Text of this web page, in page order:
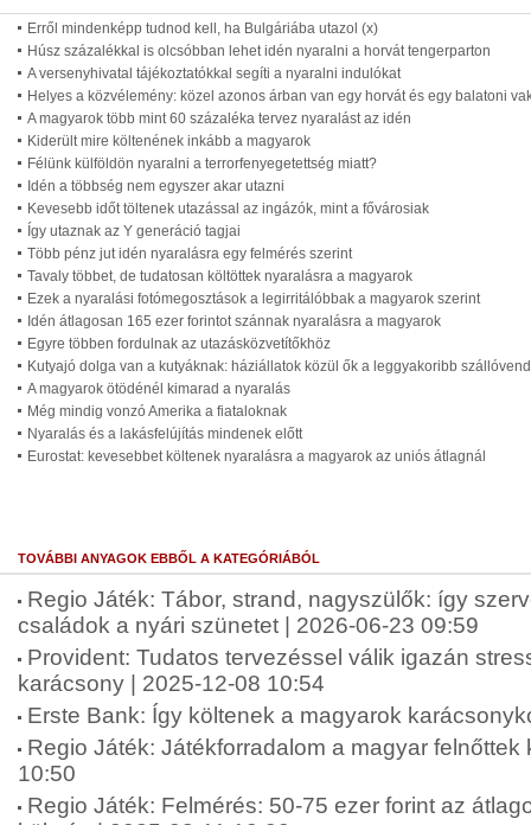
Erről mindenképp tudnod kell, ha Bulgáriába utazol (x)
Húsz százalékkal is olcsóbban lehet idén nyaralni a horvát tengerparton
A versenyhivatal tájékoztatókkal segíti a nyaralni indulókat
Helyes a közvélemény: közel azonos árban van egy horvát és egy balatoni
A magyarok több mint 60 százaléka tervez nyaralást az idén
Kiderült mire költenének inkább a magyarok
Félünk külföldön nyaralni a terrorfenyegetettség miatt?
Idén a többség nem egyszer akar utazni
Kevesebb időt töltenek utazással az ingázók, mint a fővárosiak
Így utaznak az Y generáció tagjai
Több pénz jut idén nyaralásra egy felmérés szerint
Tavaly többet, de tudatosan költöttek nyaralásra a magyarok
Ezek a nyaralási fotómegosztások a legirritálóbbak a magyarok szerint
Idén átlagosan 165 ezer forintot szánnak nyaralásra a magyarok
Egyre többen fordulnak az utazásközvetítőkhöz
Kutyajó dolga van a kutyáknak: háziállatok közül ők a leggyakoribb
A magyarok ötödénél kimarad a nyaralás
Még mindig vonzó Amerika a fiataloknak
Nyaralás és a lakásfelújítás mindenek előtt
Eurostat: kevesebbet költenek nyaralásra a magyarok az uniós átlagnál
TOVÁBBI ANYAGOK EBBŐL A KATEGÓRIÁBÓL
Regio Játék: Tábor, strand, nagyszülők: így
családok a nyári szünetet | 2026-06-23 09:59
Provident: Tudatos tervezéssel válik igazán
karácsony | 2025-12-08 10:54
Erste Bank: Így költenek a magyarok
Regio Játék: Játékforradalom a magyar felnőttek
10:50
Regio Játék: Felmérés: 50-75 ezer forint az